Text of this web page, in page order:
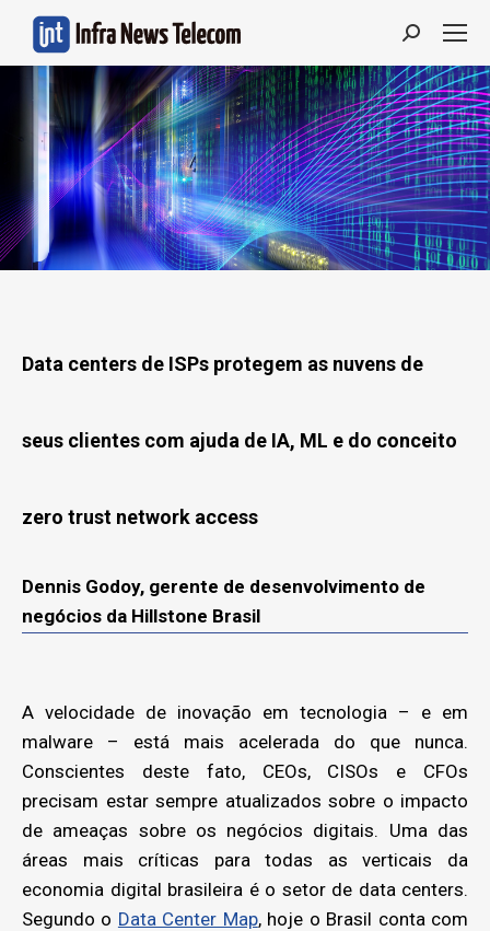
Search:
Data centers de ISPs protegem as nuvens de
seus clientes com ajuda de IA, ML e do conceito
zero trust network access
Dennis Godoy, gerente de desenvolvimento de
negócios da Hillstone Brasil
A velocidade de inovação em tecnologia – e em
malware – está mais acelerada do que nunca.
Conscientes deste fato, CEOs, CISOs e CFOs
precisam estar sempre atualizados sobre o impacto
de ameaças sobre os negócios digitais. Uma das
áreas mais críticas para todas as verticais da
economia digital brasileira é o setor de data centers.
Segundo o Data Center Map, hoje o Brasil conta com